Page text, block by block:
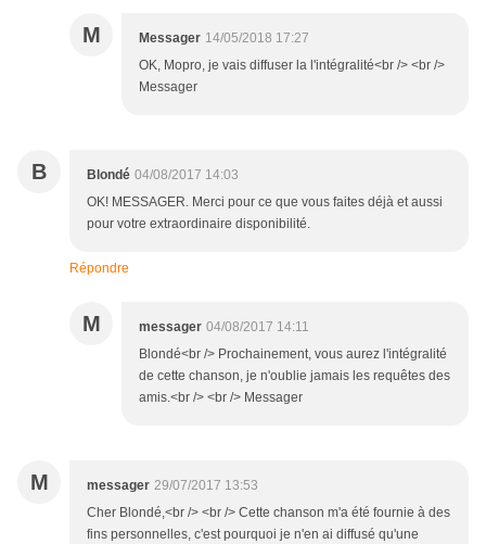
M Messager 14/05/2018 17:27
OK, Mopro, je vais diffuser la l'intégralité<br /> <br />
Messager
B Blondé 04/08/2017 14:03
OK! MESSAGER. Merci pour ce que vous faites déjà et aussi
pour votre extraordinaire disponibilité.
Répondre
M messager 04/08/2017 14:11
Blondé<br /> Prochainement, vous aurez l'intégralité
de cette chanson, je n'oublie jamais les requêtes des
amis.<br /> <br /> Messager
M messager 29/07/2017 13:53
Cher Blondé,<br /> <br /> Cette chanson m'a été fournie à des
fins personnelles, c'est pourquoi je n'en ai diffusé qu'une